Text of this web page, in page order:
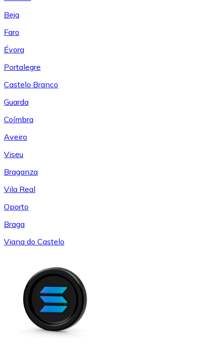
Beja
Faro
Évora
Portalegre
Castelo Branco
Guarda
Coímbra
Aveiro
Viseu
Braganza
Vila Real
Oporto
Braga
Viana do Castelo